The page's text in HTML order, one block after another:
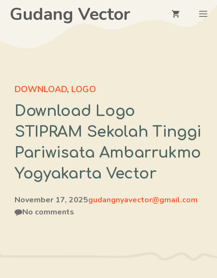
Langsung
Gudang Vector
DOWNLOAD, LOGO
Download Logo
STIPRAM Sekolah Tinggi
Pariwisata Ambarrukmo
Yogyakarta Vector
November 17, 2025gudangnyavector@gmail.com
No comments